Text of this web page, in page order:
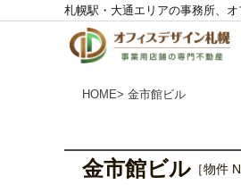
札幌駅・大通エリアの事務所、
会
G
HOME> 金市館ビル
金市館ビル ［物件